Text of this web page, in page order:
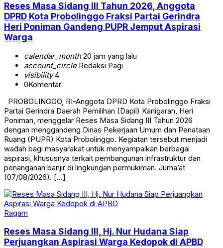
Reses Masa Sidang III Tahun 2026, Anggota
DPRD Kota Probolinggo Fraksi Partai Gerindra
Heri Poniman Gandeng PUPR Jemput Aspirasi
Warga
calendar_month20 jam yang lalu
account_circleRedaksi Pagi
visibility4
0Komentar
PROBOLINGGO, RI-Anggota DPRD Kota Probolinggo Fraksi
Partai Gerindra Daerah Pemilihan (Dapil) Kanigaran, Heri
Poniman, menggelar Reses Masa Sidang III Tahun 2026
dengan menggandeng Dinas Pekerjaan Umum dan Penataan
Ruang (PUPR) Kota Probolinggo. Kegiatan tersebut menjadi
wadah bagi masyarakat untuk menyampaikan berbagai
aspirasi, khususnya terkait pembangunan infrastruktur dan
penanganan banjir di lingkungan permukiman. Juma’at
(07/08/2026). […]
Ragam
Reses Masa Sidang III, Hj. Nur Hudana Siap
Perjuangkan Aspirasi Warga Kedopok di APBD